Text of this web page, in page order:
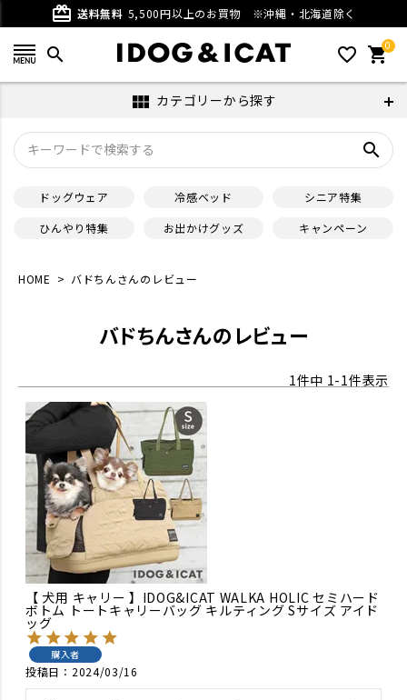
card_giftcard 送料無料 5,500円以上のお買物 ※沖縄・北海道除く
search favorite_outline 0
shopping_cart
view_module カテゴリーから探す
search
ドッグウェア 冷感ベッド
シニア特集
ひんやり特集
お出かけグッズ キャンペーン
HOME バドちんさんのレビュー
バドちんさんのレビュー
1件中 1-1件表示
【 犬用 キャリー 】IDOG&ICAT WALKA HOLIC セミハード
ボトム トートキャリーバッグ キルティング Sサイズ アイド
ッグ
購入者
投稿日 2024/03/16